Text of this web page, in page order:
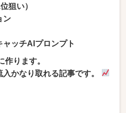
狙い）
ン
ッチAIプロンプト
作ります。
入かなり取れる記事です。